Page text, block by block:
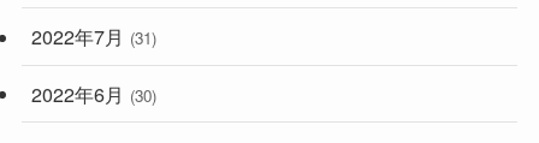
2022年7月 (31)
2022年6月 (30)